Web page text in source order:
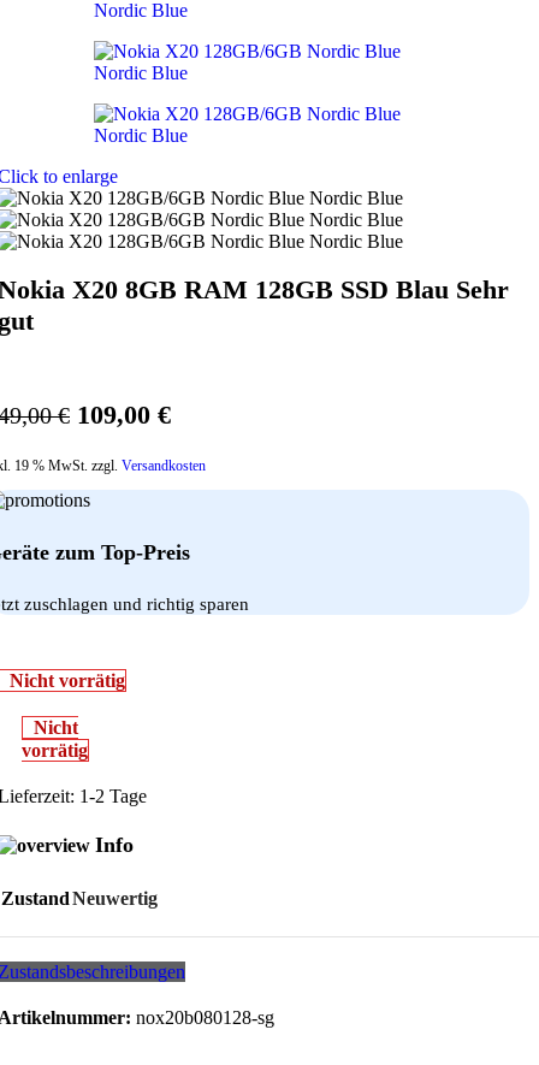
to enlarge
X20 8GB RAM 128GB SSD Blau Sehr
€ Ursprünglicher
war:
149,00 €
109,00 €Aktueller
ist:
19 % MwSt. zzgl. Versandkosten
zum Top-Preis
zuschlagen und richtig sparen
Nicht vorrätig
Nicht
vorrätig
1-2 Tage
Info
ZustandNeuwertig
nox20b080128-sg